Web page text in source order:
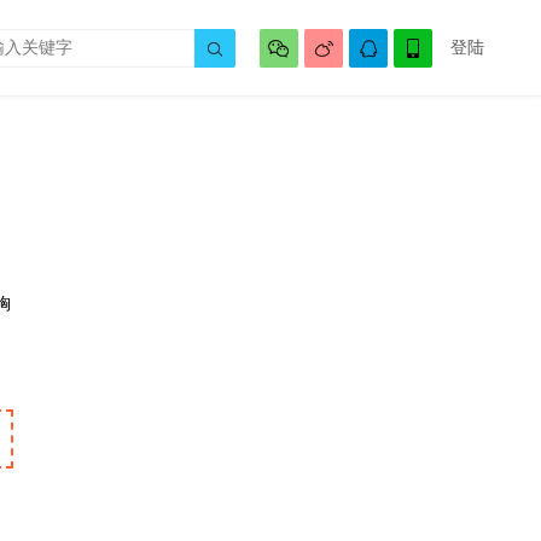
登陆
   
